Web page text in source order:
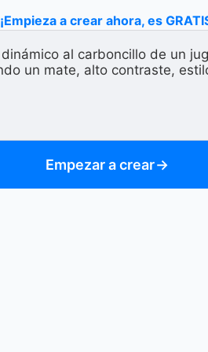
¡Empieza a crear ahora, es
Empezar a crear→